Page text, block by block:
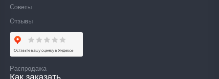
Советы
Отзывы
Распродажа
Как заказать